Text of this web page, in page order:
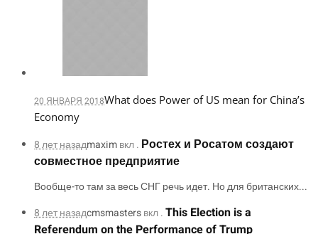
20 ЯНВАРЯ 2018What does Power of US mean for China’s
Economy
8 лет назадmaximвкл . Ростех и Росатом создают
совместное предприятие
Вообще-то там за весь СНГ речь идет. Но для британских...
8 лет назадcmsmastersвкл .This Election is a
Referendum on the Performance of Trump